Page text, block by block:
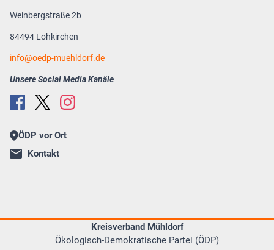
Weinbergstraße 2b
84494 Lohkirchen
info oedp-muehldorf.de
Unsere Social Media Kanäle
ÖDP vor Ort
Kontakt
Kreisverband Mühldorf
Ökologisch-Demokratische Partei (ÖDP)